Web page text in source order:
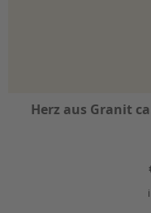
Herz aus Granit